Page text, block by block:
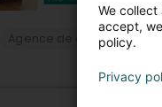
Agence de
We
accept,
policy.
Privacy